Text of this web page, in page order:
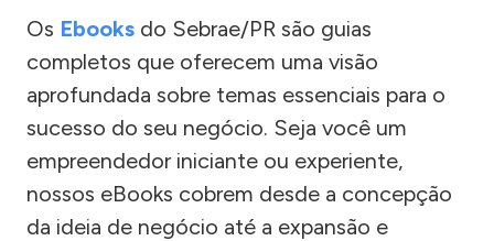
Os Ebooks do Sebrae/PR são guias
completos que oferecem uma visão
aprofundada sobre temas essenciais para o
sucesso do seu negócio. Seja você um
empreendedor iniciante ou experiente,
nossos eBooks cobrem desde a concepção
da ideia de negócio até a expansão e